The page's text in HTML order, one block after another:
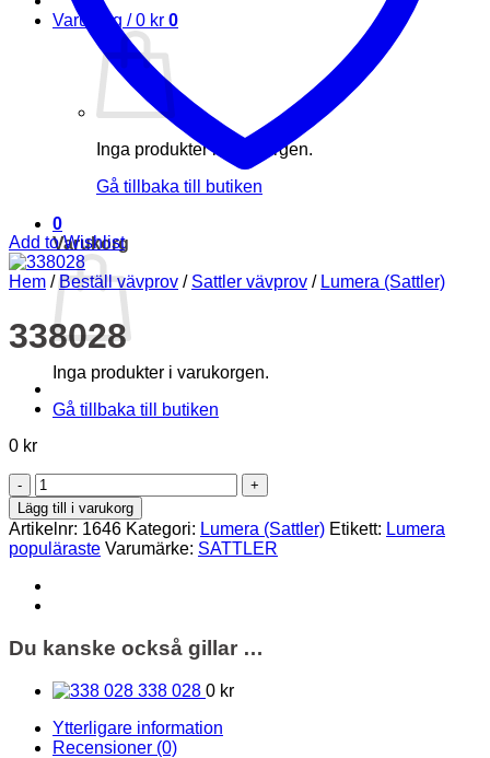
Varukorg /0 kr 0
Inga produkter i varukorgen.
Gå tillbaka till butiken
0
Varukorg
Inga produkter i varukorgen.
Gå tillbaka till butiken
Add to Wishlist
Hem / Beställ vävprov / Sattler vävprov / Lumera (Sattler)
338028
0 kr
338028
mängd
Lägg till i varukorg
Artikelnr: 1646 Kategori: Lumera (Sattler) Etikett: Lumera
populäraste Varumärke: SATTLER
Du kanske också gillar …
338 028 0 kr
Ytterligare information
Recensioner (0)